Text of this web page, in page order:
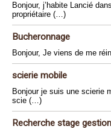
Bonjour, j’habite Lancié
propriétaire (…)
Bucheronnage
Bonjour, Je viens de me
scierie mobile
Bonjour je suis une scierie
scie (…)
Recherche stage